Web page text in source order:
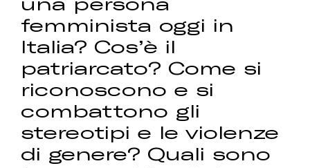
femminista oggi in
Italia? Cos’è il
patriarcato? Come si
riconoscono e si
combattono gli
stereotipi e le violenze
di genere? Quali sono